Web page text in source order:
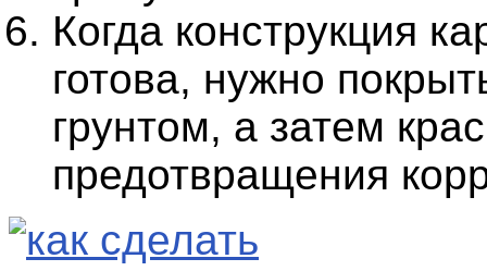
Когда конструкция
готова, нужно
грунтом, а затем
предотвращения